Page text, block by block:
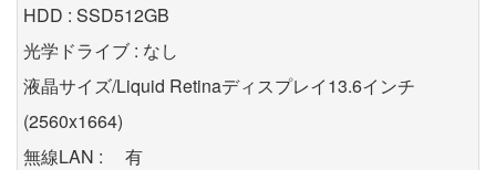
HDD : SSD512GB
光学ドライブ : なし
液晶サイズ/Liquid Retinaディスプレイ13.6インチ
(2560x1664)
無線LAN : 有